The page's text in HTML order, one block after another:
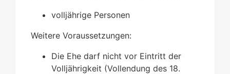
volljährige Personen
Weitere Voraussetzungen:
Die Ehe darf nicht vor Eintritt der
Volljährigkeit (Vollendung des 18.